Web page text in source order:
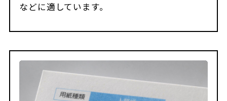
などに適しています。